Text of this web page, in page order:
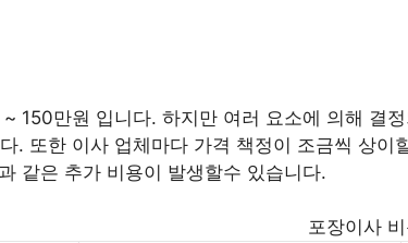
150만원 입니다. 하지만 여러 요소에 의해 결
. 또한 이사 업체마다 가격 책정이 조금씩 상
같은 추가 비용이 발생할수 있습니다.
포장이사